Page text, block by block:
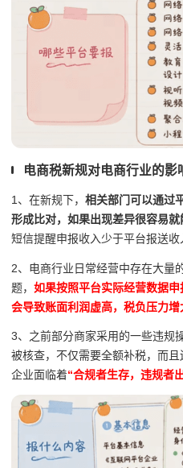
电商税新规对电商行业的影
1、在新规下， 相关部门可以通过
形成比对，如果出现差异很容易就
短信提醒申报收入少于平台报送收
2、电商行业日常经营中存在大量
题， 如果按照平台实际经营数据
会导致账面利润虚高，税负压力增
3、之前部分商家采用的一些违规
被核查，不仅需要全额补税，而
企业面临着“合规者生存，违规者